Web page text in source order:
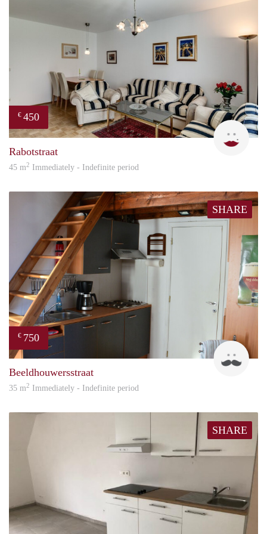
€ 450
Rabotstraat
45 m2 Immediately - Indefinite period
SHARE
€ 750
Beeldhouwersstraat
35 m2 Immediately - Indefinite period
SHARE